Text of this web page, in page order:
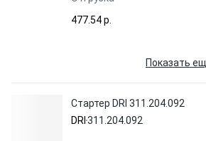
477.54 p.
Показать
Стартер DRI 311.204.092
DRI 311.204.092